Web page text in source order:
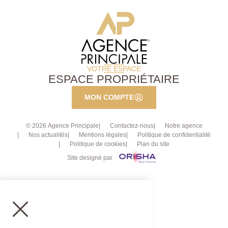
VOTRE ESPACE
ESPACE PROPRIÉTAIRE
MON COMPTE
© 2026 Agence Principale Contactez-nous
Notre agence
Nos actualités
Mentions légales
Politique de confidentialité
Politique de cookies
Plan du site
Site designé par